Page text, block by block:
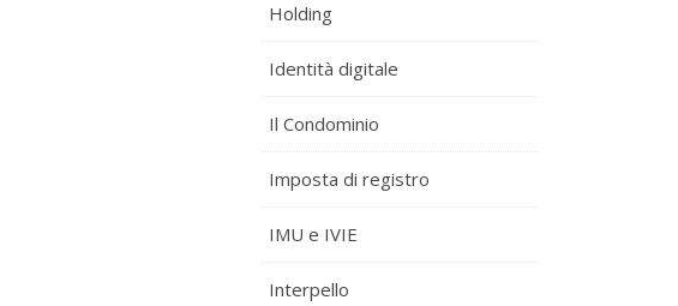
Holding
Identità digitale
Il Condominio
Imposta di registro
IMU e IVIE
Interpello